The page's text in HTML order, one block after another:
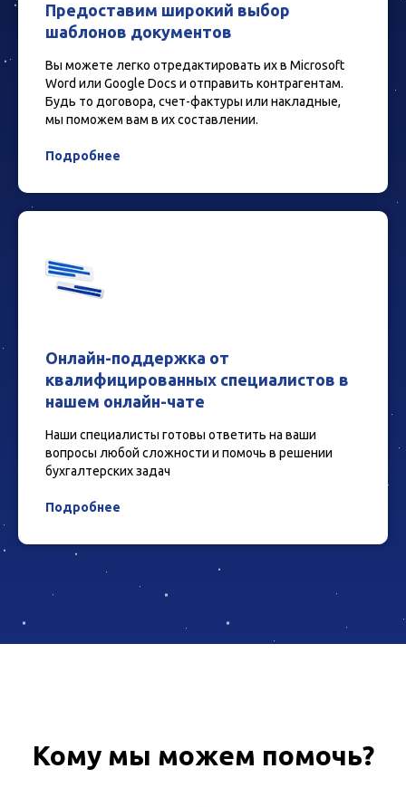
Предоставим широкий выбор
шаблонов документов
Вы можете легко отредактировать их в Microsoft
Word или Google Docs и отправить контрагентам.
Будь то договора, счет-фактуры или накладные,
мы поможем вам в их составлении.
Подробнее
Онлайн-поддержка от
квалифицированных специалистов в
нашем онлайн-чате
Наши специалисты готовы ответить на ваши
вопросы любой сложности и помочь в решении
бухгалтерских задач
Подробнее
Кому мы можем помочь?